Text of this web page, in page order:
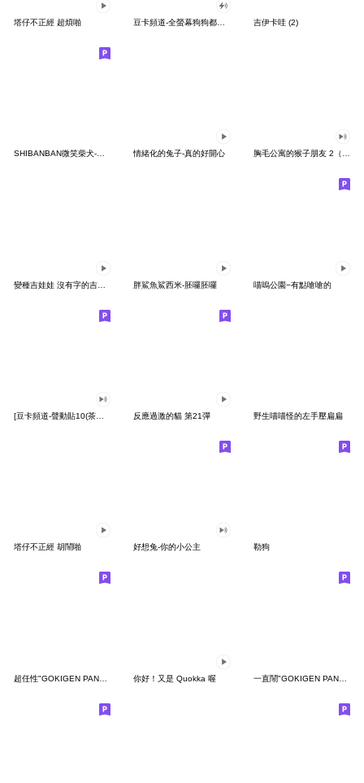
塔仔不正經 超煩啪 吉伊卡哇 (2)
SHIBANBAN微笑柴犬-廢柴寶寶日常 情緒化的兔子-真的好開心 胸毛公寓的猴子朋友 2（有聲動態）
胖鯊魚鯊西米-胚囉胚囉 喵嗚公園−有點嗆嗆的
反應過激的貓 第21彈 野生喵喵怪的左手壓扁扁
塔仔不正經 胡鬧啪 好想兔-你的小公主 勒狗
你好！又是 Quokka 喔 一直鬧"GOKIGEN PANDA" 台灣版